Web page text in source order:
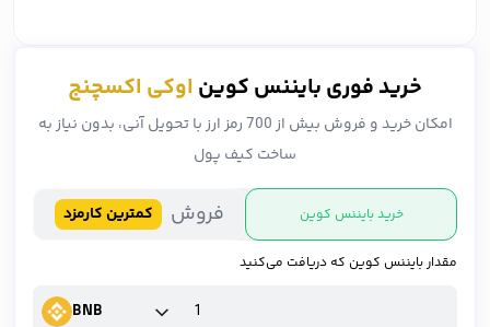
خرید فوری بایننس کوین اوکی اکسچنج
امکان خرید و فروش بیش از 700 رمز ارز با تحویل آنی، بدون نیاز به
ساخت کیف پول
خرید بایننس کوین فروش کمترین کارمزد
مقدار بایننس کوین که دریافت می‌کنید
BNB